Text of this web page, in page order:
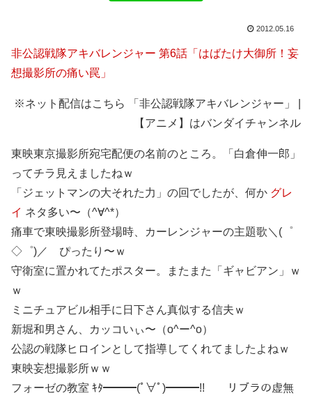
2012.05.16
非公認戦隊アキバレンジャー 第6話「はばたけ大御所！妄
想撮影所の痛い罠」
※ネット配信はこちら 「非公認戦隊アキバレンジャー」 |
【アニメ】はバンダイチャンネル
東映東京撮影所宛宅配便の名前のところ。「白倉伸一郎」
ってチラ見えましたねｗ
「ジェットマンの大それた力」の回でしたが、何か グレ
イ ネタ多い〜（^∀^*）
痛車で東映撮影所登場時、カーレンジャーの主題歌＼(゜
◇゜)／ ぴったり〜ｗ
守衛室に置かれてたポスター。またまた「ギャビアン」ｗ
ｗ
ミニチュアビル相手に日下さん真似する信夫ｗ
新堀和男さん、カッコいぃ〜（o^ー^o）
公認の戦隊ヒロインとして指導してくれてましたよねｗ
東映妄想撮影所ｗｗ
フォーゼの教室 ｷﾀ━━━(ﾟ∀ﾟ)━━━!! リブラの虚無